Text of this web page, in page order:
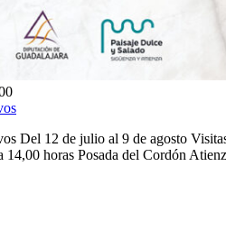
Del 12 de julio al 9 de agosto
14,00 horas Posada del Cordón